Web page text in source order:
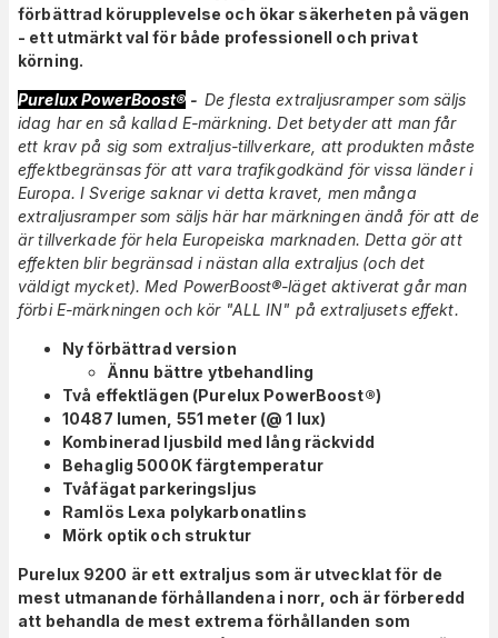
förbättrad körupplevelse och ökar säkerheten på vägen
- ett utmärkt val för både professionell och privat
körning.
Purelux PowerBoost® - De flesta extraljusramper som säljs
idag har en så kallad E-märkning. Det betyder att man får
ett krav på sig som extraljus-tillverkare, att produkten måste
effektbegränsas för att vara trafikgodkänd för vissa länder i
Europa. I Sverige saknar vi detta kravet, men många
extraljusramper som säljs här har märkningen ändå för att de
är tillverkade för hela Europeiska marknaden. Detta gör att
effekten blir begränsad i nästan alla extraljus (och det
väldigt mycket). Med PowerBoost®-läget aktiverat går man
förbi E-märkningen och kör "ALL IN" på extraljusets effekt.
Ny förbättrad version
Ännu bättre ytbehandling
Två effektlägen (Purelux PowerBoost®)
10487 lumen, 551 meter (@ 1 lux)
Kombinerad ljusbild med lång räckvidd
Behaglig 5000K färgtemperatur
Tvåfägat parkeringsljus
Ramlös Lexa polykarbonatlins
Mörk optik och struktur
Purelux 9200 är ett extraljus som är utvecklat för de
mest utmanande förhållandena i norr, och är förberedd
att behandla de mest extrema förhållanden som